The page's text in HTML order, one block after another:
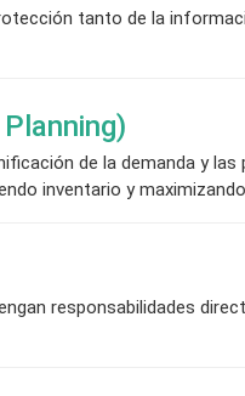
tanto de la
de la demanda y las
inventario y
responsabilidades